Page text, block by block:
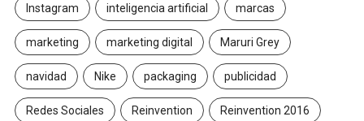
Instagram inteligencia artificial marcas
marketing marketing digital Maruri Grey
navidad Nike packaging publicidad
Redes Sociales Reinvention Reinvention 2016